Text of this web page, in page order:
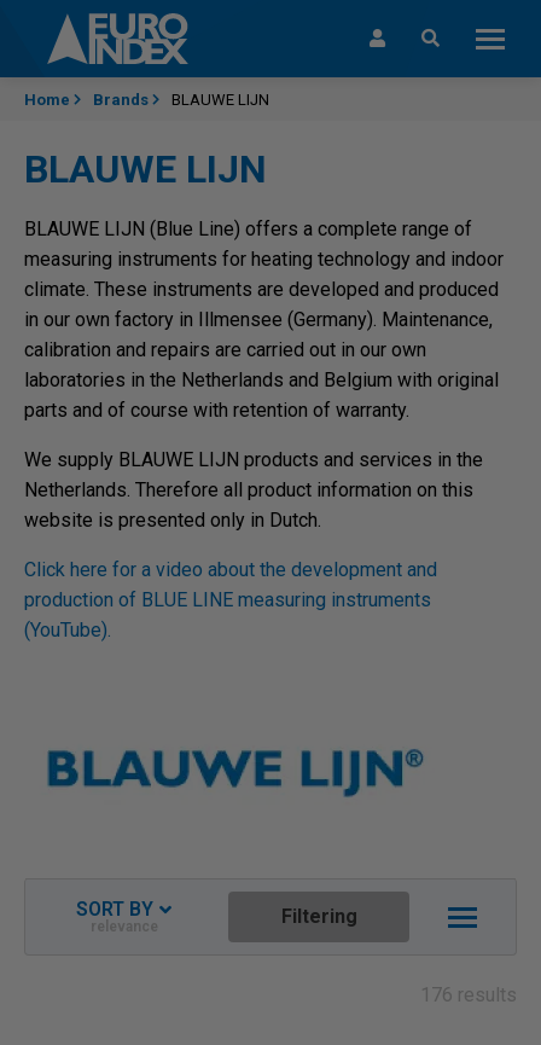
Skip to content
Home Brands BLAUWE LIJN
BLAUWE LIJN
BLAUWE LIJN (Blue Line) offers a complete range of
measuring instruments for heating technology and indoor
climate. These instruments are developed and produced
in our own factory in Illmensee (Germany). Maintenance,
calibration and repairs are carried out in our own
laboratories in the Netherlands and Belgium with original
parts and of course with retention of warranty.
We supply BLAUWE LIJN products and services in the
Netherlands. Therefore all product information on this
website is presented only in Dutch.
Click here for a video about the development and
production of BLUE LINE measuring instruments
(YouTube).
SORT BY
relevance
Newest descending
Filtering
176 results